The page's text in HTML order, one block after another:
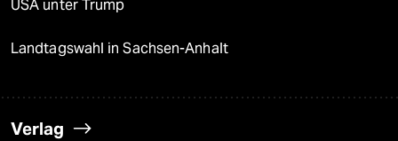
USA unter Trump
Landtagswahl in Sachsen-Anhalt
Verlag